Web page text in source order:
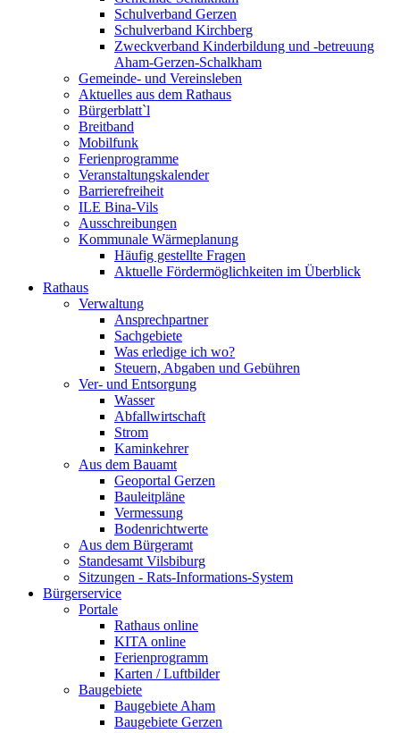
Schulverband Gerzen
Schulverband Kirchberg
Zweckverband Kinderbildung und -betreuung
Aham-Gerzen-Schalkham
Gemeinde- und Vereinsleben
Aktuelles aus dem Rathaus
Bürgerblatt`l
Breitband
Mobilfunk
Ferienprogramme
Veranstaltungskalender
Barrierefreiheit
ILE Bina-Vils
Ausschreibungen
Kommunale Wärmeplanung
Häufig gestellte Fragen
Aktuelle Fördermöglichkeiten im Überblick
Rathaus
Verwaltung
Ansprechpartner
Sachgebiete
Was erledige ich wo?
Steuern, Abgaben und Gebühren
Ver- und Entsorgung
Wasser
Abfallwirtschaft
Strom
Kaminkehrer
Aus dem Bauamt
Geoportal Gerzen
Bauleitpläne
Vermessung
Bodenrichtwerte
Aus dem Bürgeramt
Standesamt Vilsbiburg
Sitzungen - Rats-Informations-System
Bürgerservice
Portale
Rathaus online
KITA online
Ferienprogramm
Karten / Luftbilder
Baugebiete
Baugebiete Aham
Baugebiete Gerzen